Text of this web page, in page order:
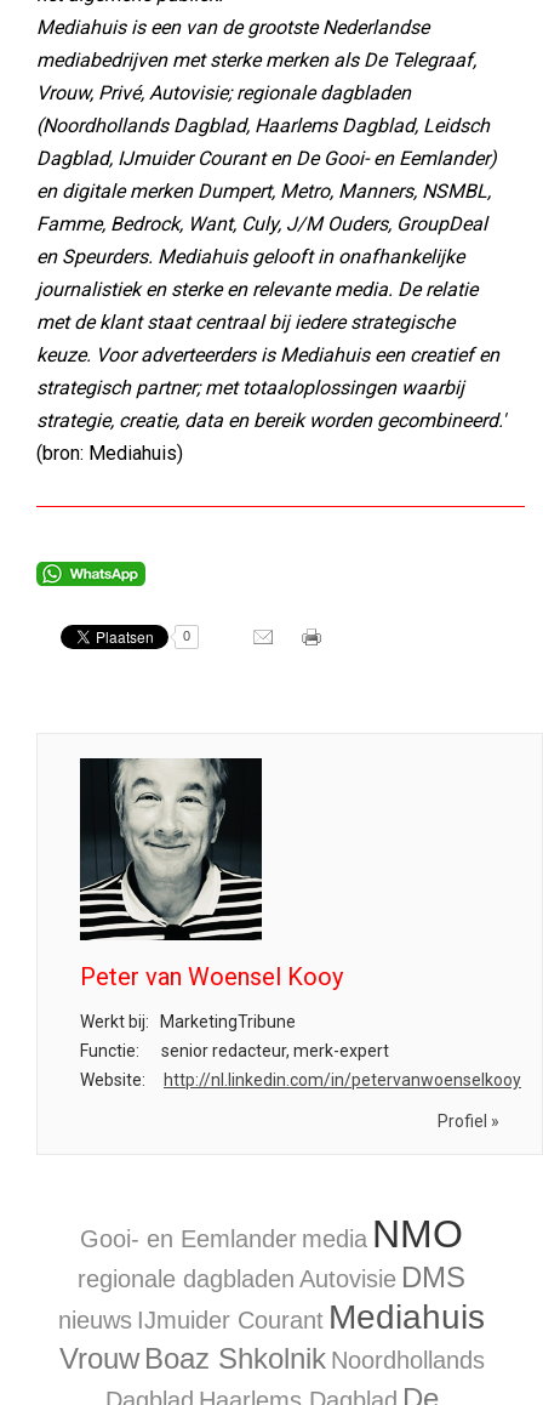
Mediahuis is een van de grootste Nederlandse
mediabedrijven met sterke merken als De Telegraaf,
Vrouw, Privé, Autovisie; regionale dagbladen
(Noordhollands Dagblad, Haarlems Dagblad, Leidsch
Dagblad, IJmuider Courant en De Gooi- en Eemlander)
en digitale merken Dumpert, Metro, Manners, NSMBL,
Famme, Bedrock, Want, Culy, J/M Ouders, GroupDeal
en Speurders. Mediahuis gelooft in onafhankelijke
journalistiek en sterke en relevante media. De relatie
met de klant staat centraal bij iedere strategische
keuze. Voor adverteerders is Mediahuis een creatief en
strategisch partner; met totaaloplossingen waarbij
strategie, creatie, data en bereik worden gecombineerd.'
(bron: Mediahuis)
0
Peter van Woensel Kooy
Werkt bij:
MarketingTribune
Functie:
senior redacteur, merk-expert
Website:
http://nl.linkedin.com/in/petervanwoenselkooy
Profiel »
Gooi- en Eemlander media NMO
regionale dagbladen Autovisie DMS
nieuws IJmuider Courant Mediahuis
Vrouw Boaz Shkolnik Noordhollands
De